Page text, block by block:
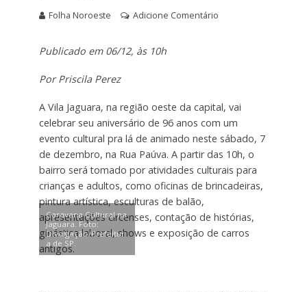
Folha Noroeste Adicione Comentário
Publicado em 06/12, às 10h
Por Priscila Perez
A Vila Jaguara, na região oeste da capital, vai
celebrar seu aniversário de 96 anos com um
evento cultural pra lá de animado neste sábado, 7
de dezembro, na Rua Paúva. A partir das 10h, o
bairro será tomado por atividades culturais para
crianças e adultos, como oficinas de brincadeiras,
pintura artística, esculturas de balão,
apresentações circenses, contação de histórias,
ginástica laboral, shows e exposição de carros
antigos.
Caravana Cultural na
Jaguara. Foto:
Divulgação/Prefeitur
a de SP.